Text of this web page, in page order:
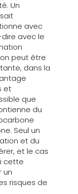
Un
avec
avec le
peut être
dans la
et
que
du
Seul un
et du
et le cas
cette
un
risques de